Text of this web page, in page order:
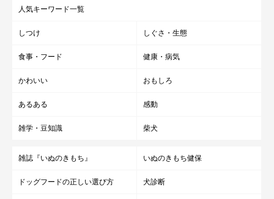
人気キーワード一覧
しつけ しぐさ・生態
食事・フード 健康・病気
かわいい おもしろ
あるある 感動
雑学・豆知識 柴犬
雑誌『いぬのきもち』 いぬのきもち健保
ドッグフードの正しい選び方 犬診断